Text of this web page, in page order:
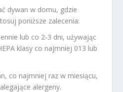
dywan w domu, gdzie
poniższe zalecenia:
lub co 2-3 dni, używając
klasy co najmniej 013 lub
co najmniej raz w miesiącu,
alergeny.